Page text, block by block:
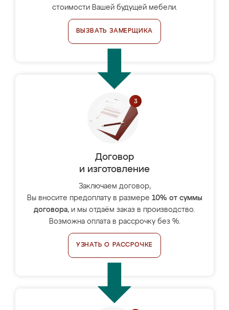
стоимости Вашей будущей мебели.
ВЫЗВАТЬ ЗАМЕРЩИКА
Договор
и изготовление
Заключаем договор,
Вы вносите предоплату в размере 10% от суммы
договора, и мы отдаём заказ в производство.
Возможна оплата в рассрочку без %.
УЗНАТЬ О РАССРОЧКЕ